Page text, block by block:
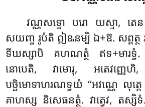
វណ្ណសទ្ទោ បរោ យស្មា, ត
សយញ្ច រូបំតិ ឦឩនម្បិ ឯ+ឱ. សព្ពត្ថ
ទីឃស្សាបិ គហណត្ថំ ឥទ+មារទ្ធំ.
នោបេតិ, វាមោរុ, អតេវញ្ញេ
បច្ឆិមោទាហរណទ្វយំ ‘‘អវណ្ណេ លុត្ត
គាហស្ស និសេធនត្ថំ. វាត្វេវ, តស្សិទំ.